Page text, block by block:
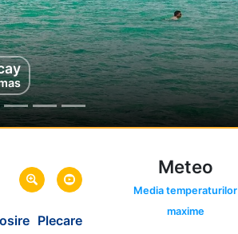
Plecare
Meteo
Media temperaturilor
maxime